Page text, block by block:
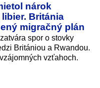
nárok
Británia
migračný plán
spor o stovky
Britániou a Rwandou.
vzťahoch.